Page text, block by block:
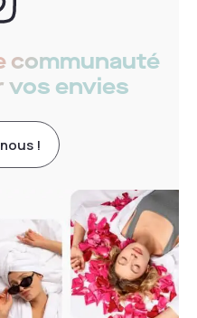
communauté
vos envies
!